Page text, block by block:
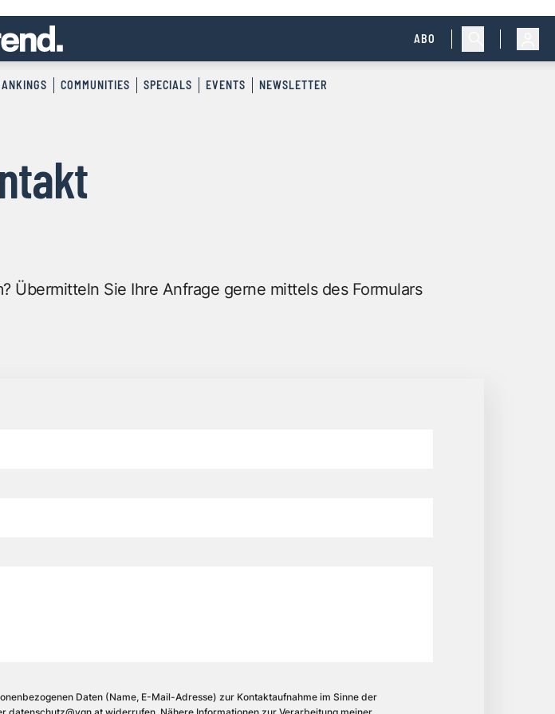
ABO
COMMUNITIES SPECIALS EVENTS NEWSLETTER
Übermitteln Sie Ihre Anfrage gerne mittels des Formulars
Daten (Name, E-Mail-Adresse) zur Kontaktaufnahme im Sinne der